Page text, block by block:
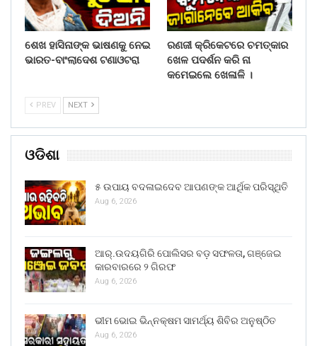
ଶେଖ ହାସିନାଙ୍କ ଭାଷଣକୁ ନେଇ
ଭାରତ-ବାଂଲାଦେଶ ଟଣାଓଟରା
ରଣଜୀ କ୍ରିକେଟରେ ଚମତ୍କାର
ଖେଳ ପଦର୍ଶନ କରି ନା
କମେଇଲେ ଖେଳାଳି ।
PREV NEXT
ଓଡିଶା
୫ ଉପାୟ ବଦଳାଇଦେବ ଆପଣଙ୍କ ଆର୍ଥିକ ପରିସ୍ଥିତି
Aug 6, 2026
ଆର୍.ଉଦୟଗିରି ପୋଲିସର ବଡ଼ ସଫଳତା, ଗଞ୍ଜେଇ
କାରବାରରେ ୨ ଗିରଫ
Aug 6, 2026
ଭୀମ ଭୋଇ ଭିନ୍ନକ୍ଷମ ସାମର୍ଥ୍ୟ ଶିବିର ଅନୁଷ୍ଠିତ
Aug 6, 2026